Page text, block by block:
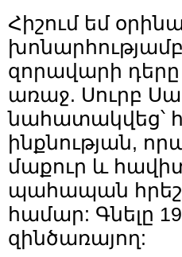
Հիշում եմ
զորավարի դերը
առաջ. Սուրբ
նահատակվեց՝
ինքնության,
մաքուր և
պահապան
համար: Գնելը
զինծառայող: